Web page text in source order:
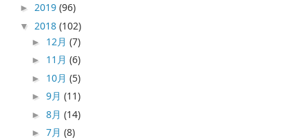
►2019(96)
▼ 2018(102)
► 12月(7)
► 11月(6)
► 10月(5)
►9月(11)
►8月(14)
►7月(8)